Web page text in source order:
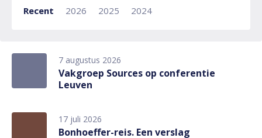
Recent 2026 2025 2024
7 augustus 2026
Vakgroep Sources op conferentie
Leuven
17 juli 2026
Bonhoeffer-reis. Een verslag